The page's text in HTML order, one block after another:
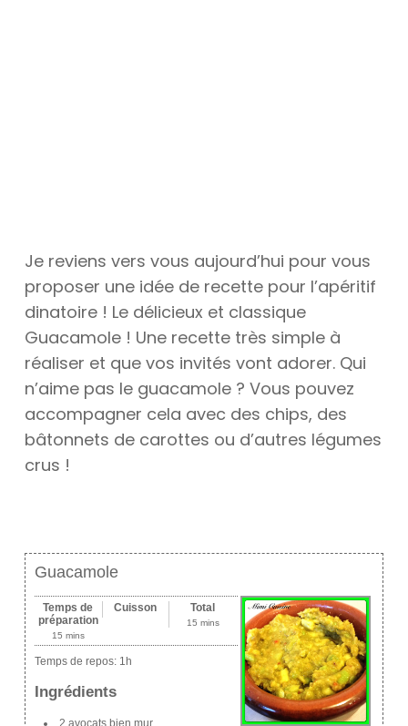
Je reviens vers vous aujourd’hui pour vous
proposer une idée de recette pour l’apéritif
dinatoire ! Le délicieux et classique
Guacamole ! Une recette très simple à
réaliser et que vos invités vont adorer. Qui
n’aime pas le guacamole ? Vous pouvez
accompagner cela avec des chips, des
bâtonnets de carottes ou d’autres légumes
crus !
Guacamole
Temps de
préparation
15 mins
Cuisson Total
15 mins
Temps de repos: 1h
Ingrédients
2 avocats bien mur